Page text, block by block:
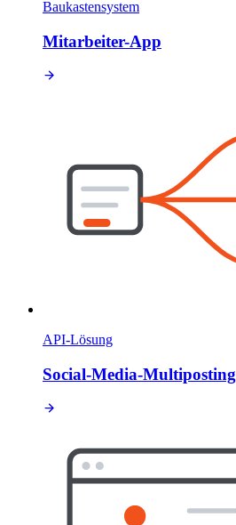
Baukastensystem
Mitarbeiter-App
API-Lösung
Social-Media-Multiposting